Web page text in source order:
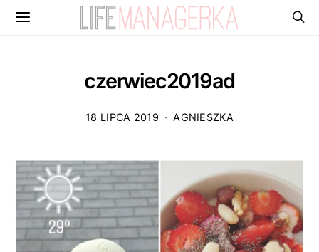
czerwiec2019ad
18 LIPCA 2019 AGNIESZKA